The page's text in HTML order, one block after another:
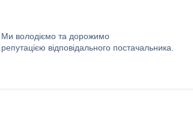
Ми володіємо та дорожимо
репутацією відповідального постачальника.